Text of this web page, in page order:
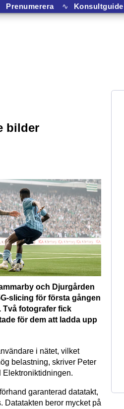
Prenumerera ∿ Konsultguide
bilder
och Djurgården
slicing för första gången
Två fotografer fick
för dem att ladda upp
i nätet, vilket
belastning, skriver Peter
Elektroniktidningen.
garanterad datatakt,
Datatakten beror mycket på